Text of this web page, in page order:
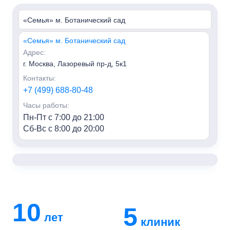
«Семья» м. Ботанический сад
«Семья» м. Ботанический сад
Адрес:
г. Москва, Лазоревый пр-д, 5к1
Контакты:
+7 (499) 688-80-48
Часы работы:
Пн-Пт с 7:00 до 21:00
Сб-Вс с 8:00 до 20:00
Часы работы:
10 лет 5 клиник